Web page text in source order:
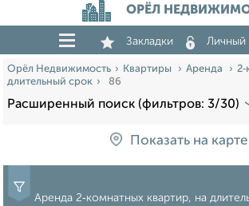
ОРЁЛ
Закладки Личный
Орёл Недвижимость Квартиры Аренда
длительный срок
86
Расширенный поиск (фильтров: 3/30)
Показать на карте
Аренда 2‑комнатных квартир, на